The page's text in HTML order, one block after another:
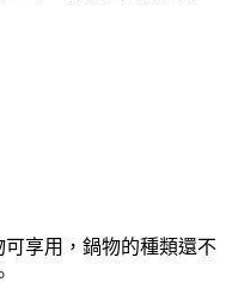
享用，鍋物的種類還不